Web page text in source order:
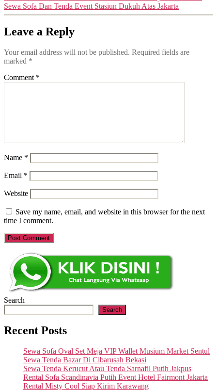
Sewa Sofa Dan Tenda Event Stasiun Dukuh Atas Jakarta
Leave a Reply
Your email address will not be published. Required fields are
marked *
Comment *
Name *
Email *
Website
Save my name, email, and website in this browser for the next
time I comment.
Search
Search
Recent Posts
Sewa Sofa Oval Set Meja VIP Wallet Musium Market Sentul
Sewa Tenda Bazar Di Cibarusah Bekasi
Sewa Tenda Kerucut Atau Tenda Sarnafil Putih Jakpus
Rental Sofa Scandinavia Putih Event Hotel Fairmont Jakarta
Rental Misty Cool Siap Kirim Karawang